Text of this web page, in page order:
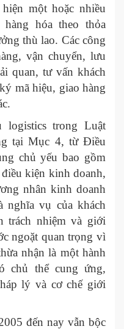
một hoặc nhiều
hóa theo thỏa
thù lao. Các công
vận chuyển, lưu
quan, tư vấn khách
mã hiệu, giao hàng
trong Luật
tại Mục 4, từ Điều
chủ yếu bao gồm
kiện kinh doanh,
nhân kinh doanh
nghĩa vụ của khách
trách nhiệm và giới
ngoặt quan trọng vì
nhận là một hành
chủ thể cung ứng,
lý và cơ chế giới
đến nay vẫn bộc